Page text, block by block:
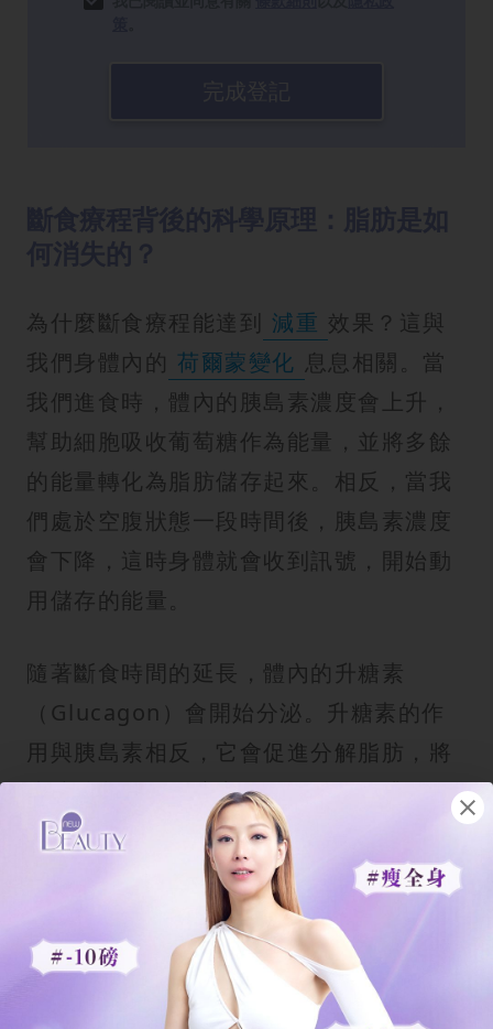
為什麼斷食療程能達到 減重 效果？這與
我們身體內的 荷爾蒙變化 息息相關。當
我們進食時，體內的胰島素濃度會上升，
幫助細胞吸收葡萄糖作為能量，並將多餘
的能量轉化為脂肪儲存起來。相反，當我
們處於空腹狀態一段時間後，胰島素濃度
會下降，這時身體就會收到訊號，開始動
用儲存的能量。
隨著斷食時間的延長，體內的升糖素
（Glucagon）會開始分泌。升糖素的作
用與胰島素相反，它會促進分解脂肪，將
脂肪酸釋放到血液中，並運送到肝臟轉化
為酮體。酮體是身體在缺乏葡萄糖時的重
要能量來源，它不僅能供應大腦運作，更
效率極高的燃料。這個過程被稱
為「代謝開關」的切換，讓身體從依賴葡
萄糖轉向依賴脂肪。